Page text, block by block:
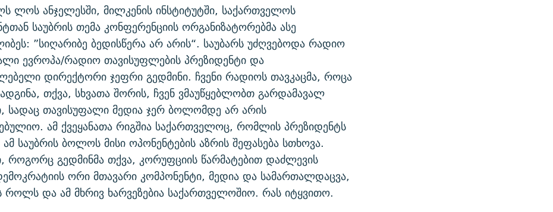
ლოს ანჯელესში, მილკენის ინსტიტუტში, საქართველოს
საუბრის თემა კონფერენციის ორგანიზატორებმა ასე
”სიღარიბე ბედისწერა არ არის“. საუბარს უძღვებოდა რადიო
ევროპა/რადიო თავისუფლების პრეზიდენტი და
დირექტორი ჯეფრი გედმინი. ჩვენი რადიოს თავკაცმა, როცა
თქვა, სხვათა შორის, ჩვენ ვმაუწყებლობთ გარდამავალ
სადაც თავისუფალი მედია ჯერ ბოლომდე არ არის
ამ ქვეყანათა რიგშია საქართველოც, რომლის პრეზიდენტს
ამ საუბრის ბოლოს მისი ოპონენტების აზრის შეფასება სთხოვა.
როგორც გედმინმა თქვა, კორუფციის წარმატებით დაძლევის
ორი მთავარი კომპონენტი, მედია და სამართალდაცვა,
როლს და ამ მხრივ ხარვეზებია საქართველოშიო. რას იტყვითო.